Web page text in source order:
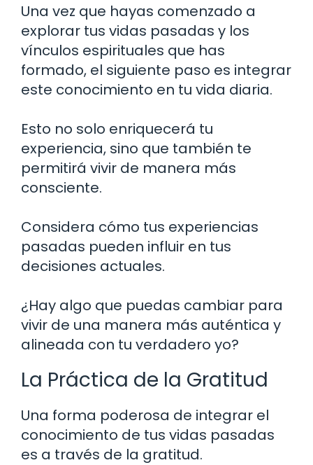
Una vez que hayas comenzado a
explorar tus vidas pasadas y los
vínculos espirituales que has
formado, el siguiente paso es integrar
este conocimiento en tu vida diaria.
Esto no solo enriquecerá tu
experiencia, sino que también te
permitirá vivir de manera más
consciente.
Considera cómo tus experiencias
pasadas pueden influir en tus
decisiones actuales.
¿Hay algo que puedas cambiar para
vivir de una manera más auténtica y
alineada con tu verdadero yo?
La Práctica de la Gratitud
Una forma poderosa de integrar el
conocimiento de tus vidas pasadas
es a través de la gratitud.